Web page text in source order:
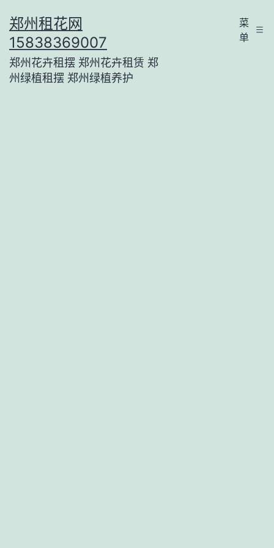
至
内
容
郑州租花网
15838369007
郑州花卉租摆 郑州花卉租赁 郑
州绿植租摆 郑州绿植养护
菜
单